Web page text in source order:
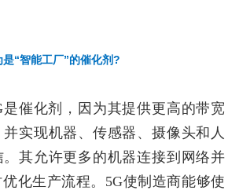
“智能工厂”的催化剂?
是催化剂，因为其提供更高的带宽
实现机器、传感器、摄像头和人
。其允许更多的机器连接到网络并
化生产流程。5G使制造商能够使